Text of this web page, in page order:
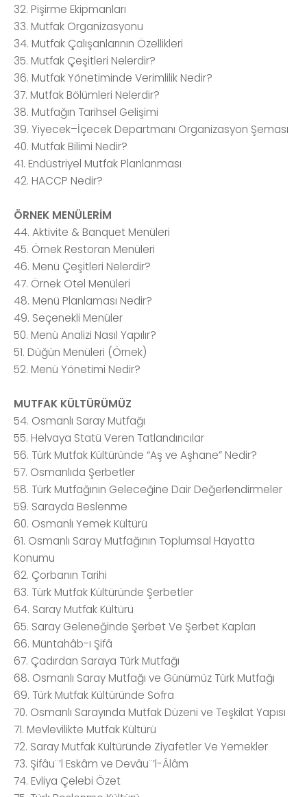
32. Pişirme Ekipmanları
33. Mutfak Organizasyonu
34. Mutfak Çalışanlarının Özellikleri
35. Mutfak Çeşitleri Nelerdir?
36. Mutfak Yönetiminde Verimlilik Nedir?
37. Mutfak Bölümleri Nelerdir?
38. Mutfağın Tarihsel Gelişimi
39. Yiyecek–İçecek Departmanı Organizasyon Şeması
40. Mutfak Bilimi Nedir?
41. Endüstriyel Mutfak Planlanması
42. HACCP Nedir?
ÖRNEK MENÜLERİM
44. Aktivite & Banquet Menüleri
45. Örnek Restoran Menüleri
46. Menü Çeşitleri Nelerdir?
47. Örnek Otel Menüleri
48. Menü Planlaması Nedir?
49. Seçenekli Menüler
50. Menü Analizi Nasıl Yapılır?
51. Düğün Menüleri (Örnek)
52. Menü Yönetimi Nedir?
MUTFAK KÜLTÜRÜMÜZ
54. Osmanlı Saray Mutfağı
55. Helvaya Statü Veren Tatlandırıcılar
56. Türk Mutfak Kültüründe “Aş ve Aşhane” Nedir?
57. Osmanlıda Şerbetler
58. Türk Mutfağının Geleceğine Dair Değerlendirmeler
59. Sarayda Beslenme
60. Osmanlı Yemek Kültürü
61. Osmanlı Saray Mutfağının Toplumsal Hayatta
Konumu
62. Çorbanın Tarihi
63. Türk Mutfak Kültüründe Şerbetler
64. Saray Mutfak Kültürü
65. Saray Geleneğinde Şerbet Ve Şerbet Kapları
66. Müntahâb-ı Şifâ
67. Çadırdan Saraya Türk Mutfağı
68. Osmanlı Saray Mutfağı ve Günümüz Türk Mutfağı
69. Türk Mutfak Kültüründe Sofra
70. Osmanlı Sarayında Mutfak Düzeni ve Teşkilat Yapısı
71. Mevlevilikte Mutfak Kültürü
72. Saray Mutfak Kültüründe Ziyafetler Ve Yemekler
73. Şifâu¨’l Eskâm ve Devâu¨’l-Âlâm
74. Evliya Çelebi Özet